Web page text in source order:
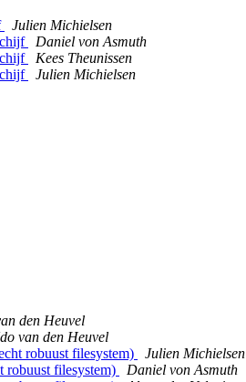
Julien Michielsen
Daniel von Asmuth
Kees Theunissen
Julien Michielsen
den Heuvel
van den Heuvel
robuust filesystem)
Julien Michielsen
robuust filesystem)
Daniel von Asmuth